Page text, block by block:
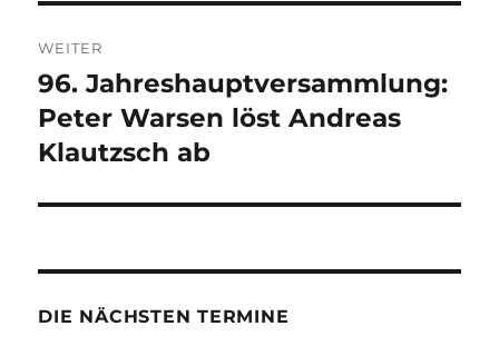
WEITER
Nächster
Beitrag:
96. Jahreshauptversammlung:
Peter Warsen löst Andreas
Klautzsch ab
DIE NÄCHSTEN TERMINE